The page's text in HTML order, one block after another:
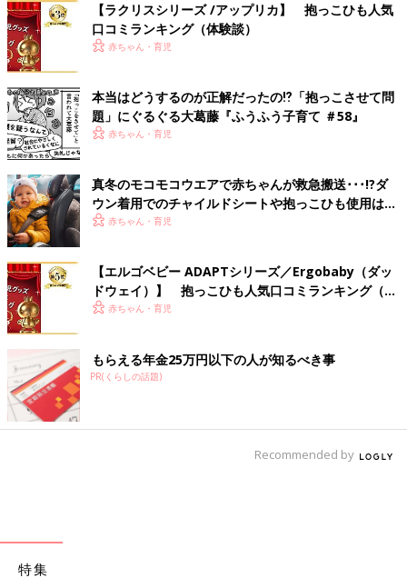
【ラクリスシリーズ /アップリカ】 抱っこひも人気
口コミランキング（体験談）
赤ちゃん・育児
本当はどうするのが正解だったの⁉︎「抱っこさせて問
題」にぐるぐる大葛藤『ふうふう子育て ＃58』
赤ちゃん・育児
真冬のモコモコウエアで赤ちゃんが救急搬送･･･!?ダ
ウン着用でのチャイルドシートや抱っこひも使用は危
険【小児科医】
赤ちゃん・育児
【エルゴベビー ADAPTシリーズ／Ergobaby（ダッ
ドウェイ）】 抱っこひも人気口コミランキング（体
験談）
赤ちゃん・育児
もらえる年金25万円以下の人が知るべき事
PR(くらしの話題)
Recommended by
特集